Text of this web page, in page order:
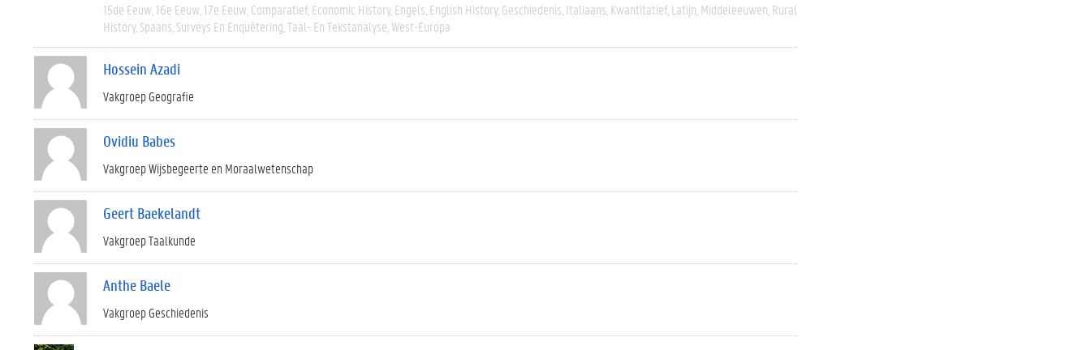
15de Eeuw 16e Eeuw 17e Eeuw Comparatief Economic History Engels English History Geschiedenis Italiaans Kwantitatief Latijn Middeleeuwen Rural
History Spaans Surveys En Enquêtering Taal- En Tekstanalyse West-Europa
Hossein Azadi
Vakgroep Geografie
Ovidiu Babes
Vakgroep Wijsbegeerte en Moraalwetenschap
Geert Baekelandt
Vakgroep Taalkunde
Anthe Baele
Vakgroep Geschiedenis